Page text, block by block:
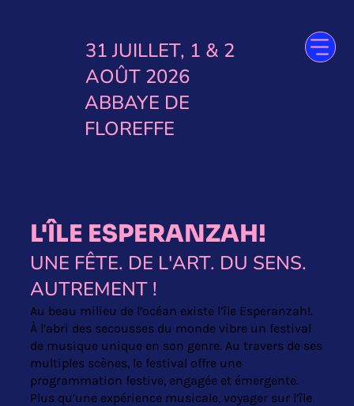
31 JUILLET, 1 & 2
AOÛT 2026
ABBAYE DE
FLOREFFE
L'ÎLE ESPERANZAH!
UNE FÊTE. DE L'ART. DU SENS.
AUTREMENT !
Au beau milieu de l’océan existe l’île Esperanzah!.
À l’abri des secousses du monde vibre un festival
de musique unique en son genre. Au travers de ses
multiples scènes, le festival offre une
programmation festive, engagée et émergente.
Plus qu’une expérience musicale, voyager sur l’île